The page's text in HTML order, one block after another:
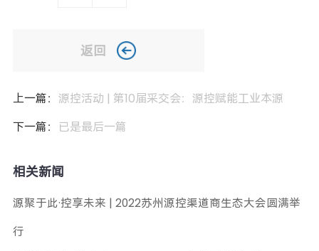
返回
上一篇： 源控活动 | 第10届采交会：源控赋能工业本源
下一篇： 已是最后一篇
相关新闻
源聚于此·控享未来 | 2022苏州源控渠道商生态大会圆满举
行